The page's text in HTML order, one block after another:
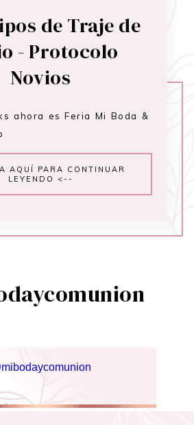
de Traje de
- Protocolo
Novios
ahora es Feria Mi Boda &
AQUÍ PARA CONTINUAR
LEYENDO <--